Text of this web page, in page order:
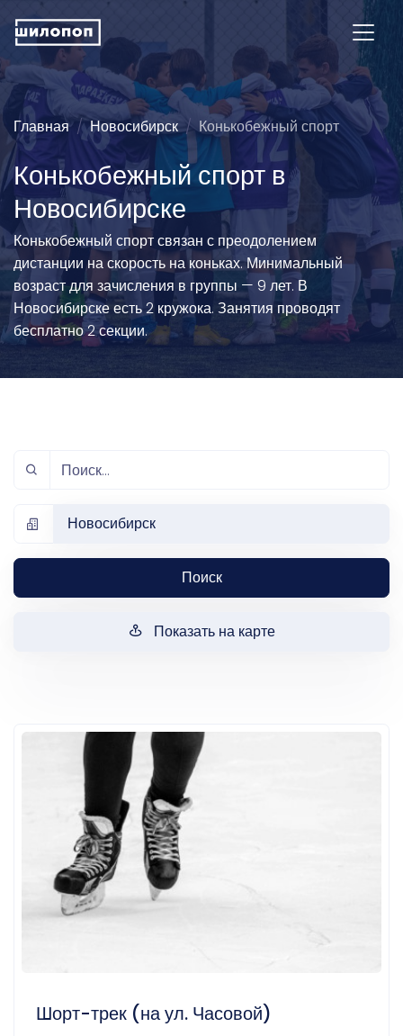
Главная Новосибирск Конькобежный спорт
Конькобежный спорт в
Новосибирске
Конькобежный спорт связан с преодолением
дистанции на скорость на коньках. Минимальный
возраст для зачисления в группы — 9 лет. В
Новосибирске есть 2 кружока. Занятия проводят
бесплатно 2 секции.
Новосибирск
Поиск
Показать на карте
Шорт-трек (на ул. Часовой)